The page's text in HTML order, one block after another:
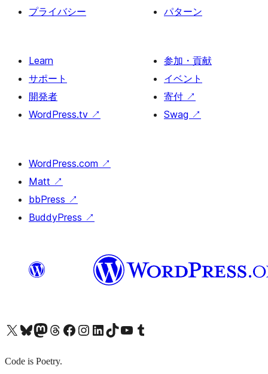
プライバシー
パターン
Learn
サポート
開発者
WordPress.tv ↗
参加・貢献
イベント
寄付 ↗
Swag ↗
WordPress.com ↗
Matt ↗
bbPress ↗
BuddyPress ↗
X (旧 Twitter) アカウントへBluesky アカウントへMastodon アカウントへThreads アカウントへ Facebook ページへInstagram アカウントへ LinkedIn アカウントへTikTok アカウントへYouTube チャンネルへ Tumblr アカウントへ
Code is Poetry.